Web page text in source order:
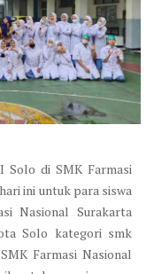
Solo di SMK Farmasi
ini untuk para siswa
Nasional Surakarta
Solo kategori smk
Farmasi Nasional